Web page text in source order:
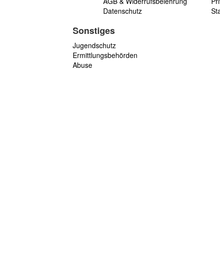
Datenschutz
Sonstiges
Jugendschutz
Ermittlungsbehörden
Abuse